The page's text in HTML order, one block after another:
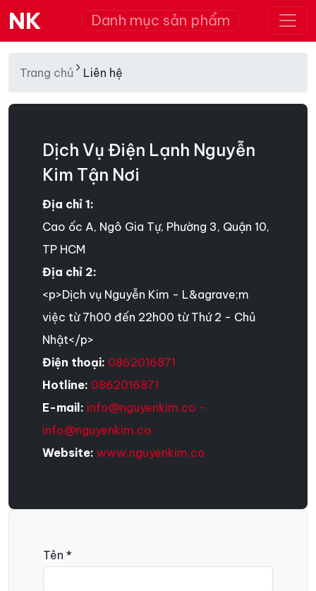
NK Danh mục sản phẩm
Trang chủ Liên hệ
Dịch Vụ Điện Lạnh Nguyễn
Kim Tận Nơi
Địa chỉ 1:
Cao ốc A, Ngô Gia Tự, Phường 3, Quận 10,
TP HCM
Địa chỉ 2:
<p>Dịch vụ Nguyễn Kim - L&agrave;m
việc từ 7h00 đến 22h00 từ Thứ 2 - Chủ
Nhật</p>
Điện thoại: 0862016871
Hotline: 0862016871
E-mail: info@nguyenkim.co -
info@nguyenkim.co
Website: www.nguyenkim.co
Tên *